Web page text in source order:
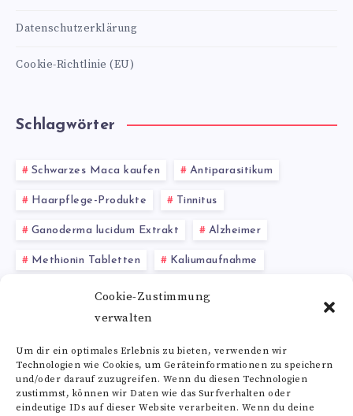
Cookie-Zustimmung
verwalten
Um dir ein optimales Erlebnis zu bieten, verwenden wir
Technologien wie Cookies, um Geräteinformationen zu speichern
und/oder darauf zuzugreifen. Wenn du diesen Technologien
zustimmst, können wir Daten wie das Surfverhalten oder
eindeutige IDs auf dieser Website verarbeiten. Wenn du deine
Datenschutzerklärung
Cookie-Richtlinie (EU)
Schlagwörter
Schwarzes Maca kaufen Antiparasitikum
Haarpflege-Produkte Tinnitus
Ganoderma lucidum Extrakt Alzheimer
Methionin Tabletten Kaliumaufnahme
Koriander gesundheitliche Vorteile
Alle Schlagwörter